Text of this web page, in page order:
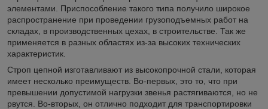
элементами. Приспособление такого типа получило широкое
распространение при проведении грузоподъемных работ на
складах, в производственных цехах, в строительстве. Так же
применяется в разных областях из-за высоких технических
характеристик.
Строп цепной изготавливают из высокопрочной стали, которая
имеет несколько преимуществ. Во-первых, это то, что при
превышении допустимой нагрузки звенья растягиваются, но не
рвутся. Во-вторых, он отлично подходит для транспортировки